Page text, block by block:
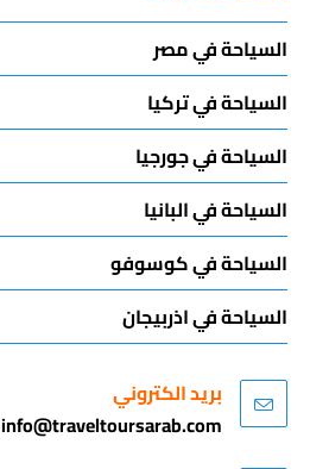
السياحة في مصر
السياحة في تركيا
السياحة في جورجيا
السياحة في البانيا
السياحة في كوسوفو
السياحة في اذربيجان
بريد الكتروني
info@traveltoursarab.com